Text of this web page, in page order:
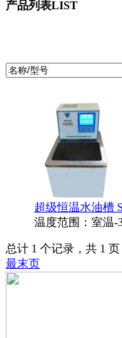
产品列表LIST
超级恒温水油槽
温度范围：室温-
总计 1 个记录，共 1
最末页